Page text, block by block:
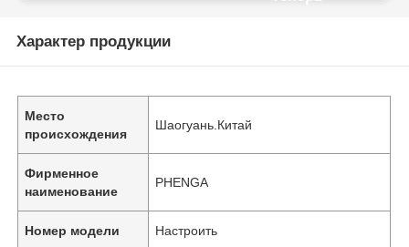
Характер продукции
Место
происхождения
Шаогуань.Китай
Фирменное
наименование
PHENGA
Номер модели Настроить